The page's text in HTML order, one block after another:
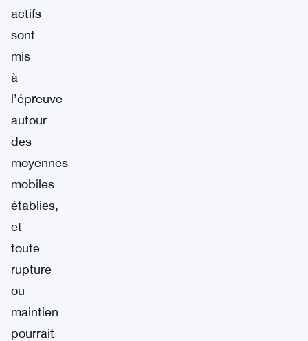
actifs
sont
mis
à
l’épreuve
autour
des
moyennes
mobiles
établies,
et
toute
rupture
ou
maintien
pourrait